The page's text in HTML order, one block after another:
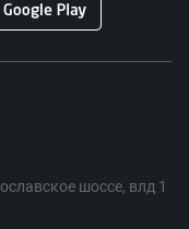
шоссе, влд 1